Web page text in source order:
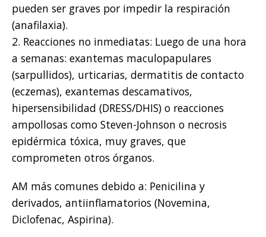
pueden ser graves por impedir la respiración
(anafilaxia).
2. Reacciones no inmediatas: Luego de una hora
a semanas: exantemas maculopapulares
(sarpullidos), urticarias, dermatitis de contacto
(eczemas), exantemas descamativos,
hipersensibilidad (DRESS/DHIS) o reacciones
ampollosas como Steven-Johnson o necrosis
epidérmica tóxica, muy graves, que
comprometen otros órganos.
AM más comunes debido a: Penicilina y
derivados, antiinflamatorios (Novemina,
Diclofenac, Aspirina).